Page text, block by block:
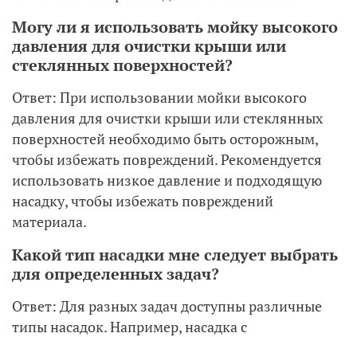
Могу ли я использовать мойку высокого
давления для очистки крыши или
стеклянных поверхностей?
Ответ: При использовании мойки высокого
давления для очистки крыши или стеклянных
поверхностей необходимо быть осторожным,
чтобы избежать повреждений. Рекомендуется
использовать низкое давление и подходящую
насадку, чтобы избежать повреждений
материала.
Какой тип насадки мне следует выбрать
для определенных задач?
Ответ: Для разных задач доступны различные
типы насадок. Например, насадка с